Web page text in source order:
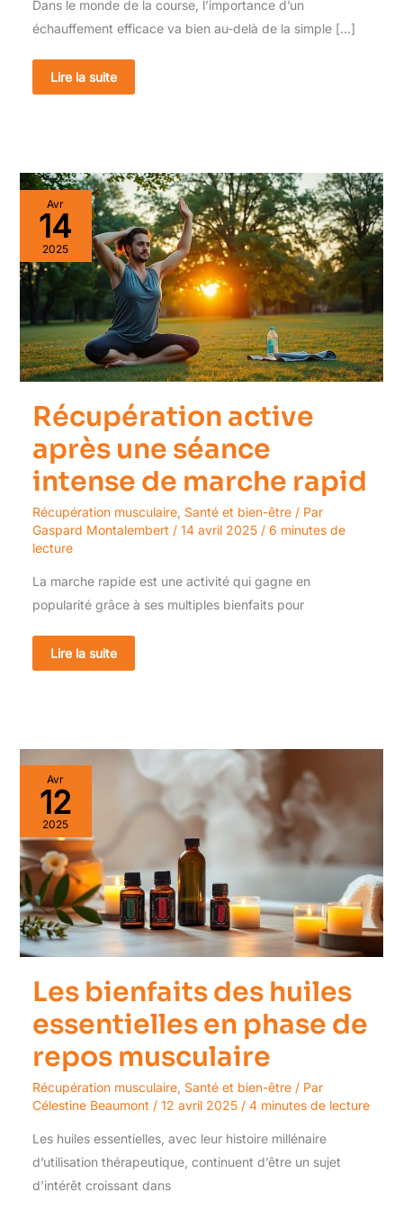
Dans le monde de la course, l’importance d’un
échauffement efficace va bien au-delà de la simple […]
Lire la suite
Avr
14
2025
Récupération active
après une séance
intense de marche rapid
Récupération musculaire, Santé et bien-être/ Par
Gaspard Montalembert / 14 avril 2025 / 6 minutes de
lecture
La marche rapide est une activité qui gagne en
popularité grâce à ses multiples bienfaits pour
Récupération
active
après
une
séance
intense
marche
rapid
Lire la suite
Avr
12
2025
Les bienfaits des huiles
essentielles en phase de
repos musculaire
Récupération musculaire, Santé et bien-être/ Par
Célestine Beaumont / 12 avril 2025 / 4 minutes de lecture
Les huiles essentielles, avec leur histoire millénaire
d’utilisation thérapeutique, continuent d’être un sujet
d’intérêt croissant dans
Les
bienfaits
des
huiles
essentielles
en
phase
de
repos
musculaire